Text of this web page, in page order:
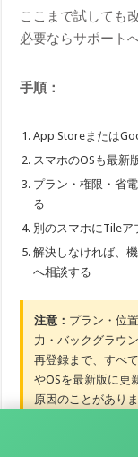
ここまで試しても
必要ならサポート
手順：
App Storeまたは
スマホのOSも最新
プラン・権限・省
る
別のスマホにTile
解決しなければ、
へ相談する
注意： プラン・位
力・バックグラウ
再登録まで、すべ
やOSを最新版に更
原因のことがあり
ンしてTileが見つ
ホの問題かを切り